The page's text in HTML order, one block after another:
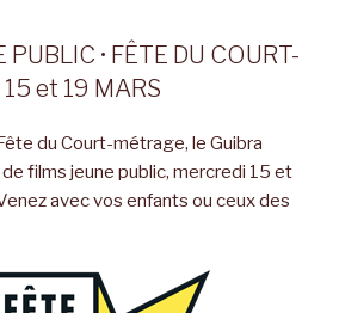
• FÊTE DU COURT-
15 et 19 MARS
du Court-métrage, le Guibra
films jeune public, mercredi 15 et
avec vos enfants ou ceux des